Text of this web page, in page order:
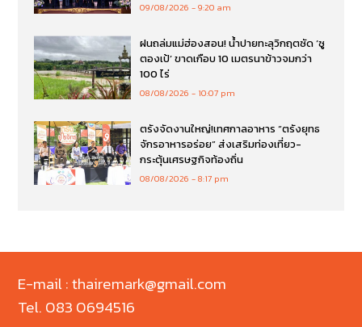
09/08/2026 9:20 am
ฝนถล่มแม่ฮ่องสอน! น้ำปายทะลุวิกฤตซัด ‘ซู
ตองเป้’ ขาดเกือบ 10 เมตรนาข้าวจมกว่า
100 ไร่
08/08/2026 10:07 pm
ตรังจัดงานใหญ่!เทศกาลอาหาร “ตรังยุทธ
จักรอาหารอร่อย” ส่งเสริมท่องเที่ยว-
กระตุ้นเศรษฐกิจท้องถิ่น
08/08/2026 8:17 pm
E-mail : thairemark@gmail.com
Tel. 083 0694516